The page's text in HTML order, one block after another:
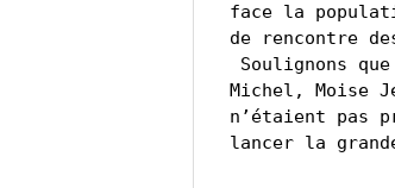
face la
de rencontre
Michel, Moise
n’étaient pas
lancer la